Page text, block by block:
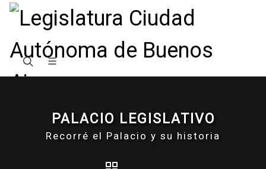
PALACIO LEGISLATIVO
Recorré el Palacio y su historia